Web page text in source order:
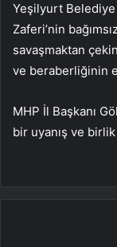
Yeşilyurt Belediye
Zaferi’nin
savaşmaktan
ve beraberliğinin
MHP İl Başkanı
bir uyanış ve